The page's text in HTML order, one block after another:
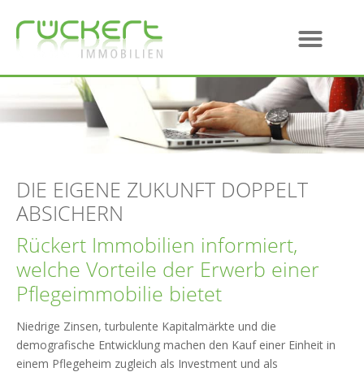
DIE EIGENE ZUKUNFT DOPPELT
ABSICHERN
Rückert Immobilien informiert,
welche Vorteile der Erwerb einer
Pflegeimmobilie bietet
Niedrige Zinsen, turbulente Kapitalmärkte und die
demografische Entwicklung machen den Kauf einer Einheit in
einem Pflegeheim zugleich als Investment und als